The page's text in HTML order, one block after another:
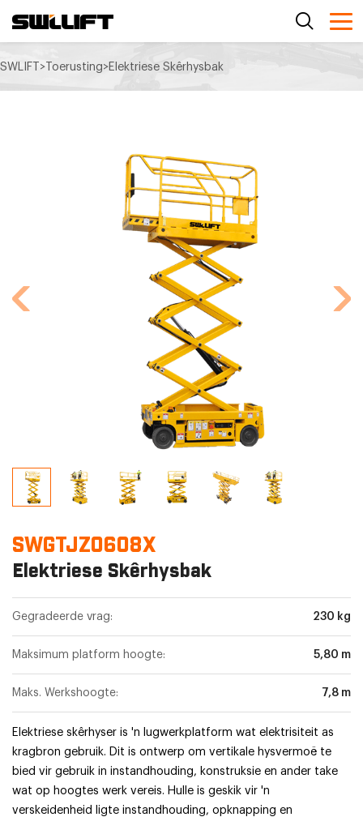
SWLIFT>Toerusting>Elektriese Skêrhysbak
SWGTJZ0608X
Elektriese Skêrhysbak
Gegradeerde vrag: 230 kg
Maksimum platform hoogte: 5,80 m
Maks. Werkshoogte: 7,8 m
Elektriese skêrhyser is 'n lugwerkplatform wat elektrisiteit as
kragbron gebruik. Dit is ontwerp om vertikale hysvermoë te
bied vir gebruik in instandhouding, konstruksie en ander take
wat op hoogtes werk vereis. Hulle is geskik vir 'n
verskeidenheid ligte instandhouding, opknapping en